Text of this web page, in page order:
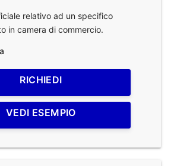
relativo ad un specifico
in camera di commercio.
RICHIEDI
VEDI ESEMPIO